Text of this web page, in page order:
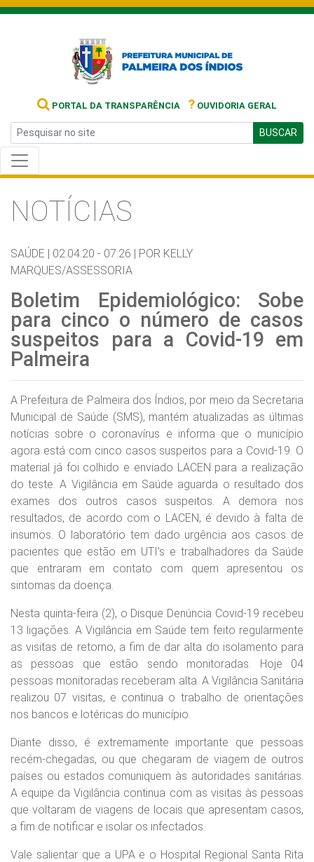
PORTAL DA TRANSPARÊNCIA ? OUVIDORIA GERAL
BUSCAR
NOTÍCIAS
SAÚDE | 02.04.20 - 07:26 | POR KELLY
MARQUES/ASSESSORIA
Boletim Epidemiológico: Sobe
para cinco o número de casos
suspeitos para a Covid-19 em
Palmeira
A Prefeitura de Palmeira dos Índios, por meio da Secretaria
Municipal de Saúde (SMS), mantém atualizadas as últimas
notícias sobre o coronavírus e informa que o município
agora está com cinco casos suspeitos para a Covid-19. O
material já foi colhido e enviado LACEN para a realização
do teste. A Vigilância em Saúde aguarda o resultado dos
exames dos outros casos suspeitos. A demora nos
resultados, de acordo com o LACEN, é devido à falta de
insumos. O laboratório tem dado urgência aos casos de
pacientes que estão em UTI’s e trabalhadores da Saúde
que entraram em contato com quem apresentou os
sintomas da doença.
Nesta quinta-feira (2), o Disque Denúncia Covid-19 recebeu
13 ligações. A Vigilância em Saúde tem feito regularmente
as visitas de retorno, a fim de dar alta do isolamento para
as pessoas que estão sendo monitoradas. Hoje 04
pessoas monitoradas receberam alta. A Vigilância Sanitária
realizou 07 visitas, e continua o trabalho de orientações
nos bancos e lotéricas do município.
Diante disso, é extremamente importante que pessoas
recém-chegadas, ou que chegaram de viagem de outros
países ou estados comuniquem às autoridades sanitárias.
A equipe da Vigilância continua com as visitas às pessoas
que voltaram de viagens de locais que apresentam casos,
a fim de notificar e isolar os infectados.
Vale salientar que a UPA e o Hospital Regional Santa Rita